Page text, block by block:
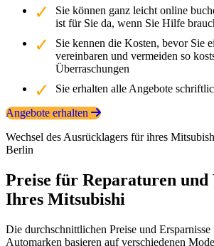
Sie können ganz leicht online
ist für Sie da, wenn Sie Hilfe
Sie kennen die Kosten, bevor Sie
vereinbaren und vermeiden so
Überraschungen
Sie erhalten alle Angebote
Angebote erhalten
Wechsel des Ausrücklagers für ihres
Berlin
Preise für Reparaturen
Ihres Mitsubishi
Die durchschnittlichen Preise und Ersparnisse
Automarken basieren auf verschiedenen